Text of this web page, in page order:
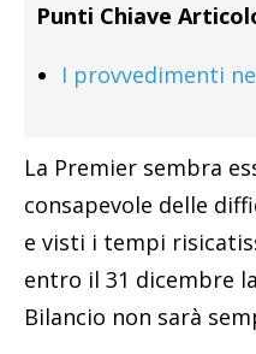
Punti Chiave
I provvedimenti
La Premier sembra
consapevole delle
e visti i tempi
entro il 31 dicembre
Bilancio non sarà